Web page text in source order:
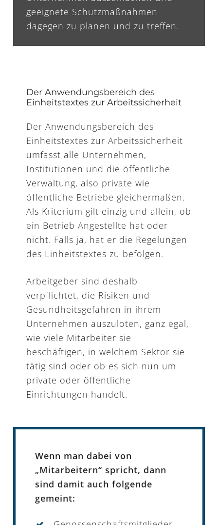
geeignete Schutzmaßnahmen
dagegen zu planen und zu treffen.
Der Anwendungsbereich des
Einheitstextes zur Arbeitssicherheit
Der Anwendungsbereich des
Einheitstextes zur Arbeitssicherheit
umfasst alle Unternehmen,
Institutionen und die öffentliche
Verwaltung, also private wie
öffentliche Betriebe gleichermaßen.
Als Kriterium gilt einzig und allein, ob
ein Betrieb Angestellte hat oder
nicht. Falls ja, hat er die Regelungen
des Einheitstextes zu befolgen.
Arbeitgeber sind deshalb
verpflichtet, die Risiken und
Gesundheitsgefahren in ihrem
Unternehmen auszuloten, ganz egal,
wie viele Mitarbeiter sie
beschäftigen, in welchem Sektor sie
tätig sind oder ob es sich nun um
private oder öffentliche
Einrichtungen handelt.
Wenn man dabei von
„Mitarbeitern“ spricht, dann
sind damit auch folgende
gemeint: